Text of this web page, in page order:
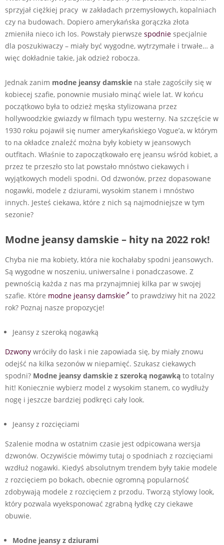
sprzyjał ciężkiej pracy w zakładach przemysłowych, kopalniach
czy na budowach. Dopiero amerykańska gorączka złota
zmieniła nieco ich los. Powstały pierwsze spodnie specjalnie
dla poszukiwaczy – miały być wygodne, wytrzymałe i trwałe… a
więc dokładnie takie, jak odzież robocza.
Jednak zanim modne jeansy damskie na stałe zagościły się w
kobiecej szafie, ponownie musiało minąć wiele lat. W końcu
początkowo była to odzież męska stylizowana przez
hollywoodzkie gwiazdy w filmach typu westerny. Na szczęście w
1930 roku pojawił się numer amerykańskiego Vogue’a, w którym
to na okładce znaleźć można były kobiety w jeansowych
outfitach. Właśnie to zapoczątkowało erę jeansu wśród kobiet, a
przez te przeszło sto lat powstało mnóstwo ciekawych i
wyjątkowych modeli spodni. Od dzwonów, przez dopasowane
nogawki, modele z dziurami, wysokim stanem i mnóstwo
innych. Jesteś ciekawa, które z nich są najmodniejsze w tym
sezonie?
Modne jeansy damskie – hity na 2022 rok!
Chyba nie ma kobiety, która nie kochałaby spodni jeansowych.
Są wygodne w noszeniu, uniwersalne i ponadczasowe. Z
pewnością każda z nas ma przynajmniej kilka par w swojej
szafie. Które modne jeansy damskie
to prawdziwy hit na 2022
rok? Poznaj nasze propozycje!
Jeansy z szeroką nogawką
Dzwony wróciły do łask i nie zapowiada się, by miały znowu
odejść na kilka sezonów w niepamięć. Szukasz ciekawych
spodni? Modne jeansy damskie z szeroką nogawką to totalny
hit! Koniecznie wybierz model z wysokim stanem, co wydłuży
nogę i jeszcze bardziej podkręci cały look.
Jeansy z rozcięciami
Szalenie modna w ostatnim czasie jest odpicowana wersja
dzwonów. Oczywiście mówimy tutaj o spodniach z rozcięciami
wzdłuż nogawki. Kiedyś absolutnym trendem były takie modele
z rozcięciem po bokach, obecnie ogromną popularność
zdobywają modele z rozcięciem z przodu. Tworzą stylowy look,
który pozwala wyeksponować zgrabną łydkę czy ciekawe
obuwie.
Modne jeansy z dziurami